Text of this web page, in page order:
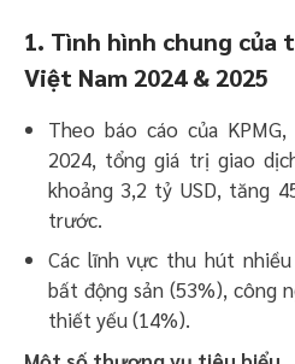
1. Tình hình chung
Việt Nam 2024 & 2025
Theo báo cáo của
2024, tổng giá trị giao
khoảng 3,2 tỷ USD, tăng
trước.
Các lĩnh vực thu hút
bất động sản (53%), công
thiết yếu (14%). ​